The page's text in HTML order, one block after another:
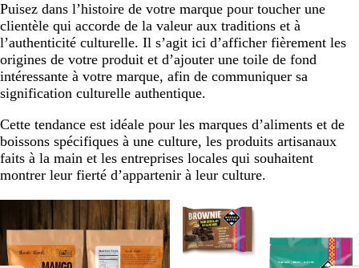
Puisez dans l’histoire de votre marque pour toucher une
clientèle qui accorde de la valeur aux traditions et à
l’authenticité culturelle. Il s’agit ici d’afficher fièrement les
origines de votre produit et d’ajouter une toile de fond
intéressante à votre marque, afin de communiquer sa
signification culturelle authentique.
Cette tendance est idéale pour les marques d’aliments et de
boissons spécifiques à une culture, les produits artisanaux
faits à la main et les entreprises locales qui souhaitent
montrer leur fierté d’appartenir à leur culture.